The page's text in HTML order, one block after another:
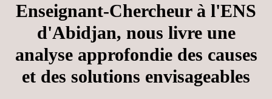
Enseignant-Chercheur à l'ENS
d'Abidjan, nous livre une
analyse approfondie des causes
et des solutions envisageables